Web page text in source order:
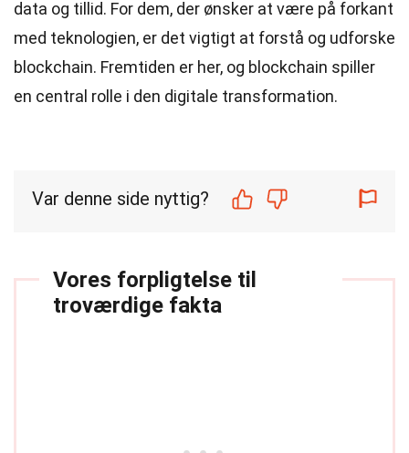
data og tillid. For dem, der ønsker at være på forkant
med teknologien, er det vigtigt at forstå og udforske
blockchain. Fremtiden er her, og blockchain spiller
en central rolle i den digitale transformation.
Var denne side nyttig?
Vores forpligtelse til
troværdige fakta